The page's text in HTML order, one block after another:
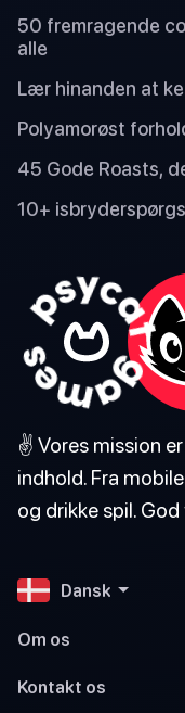
50 fremragende
alle
Lær hinanden at
Polyamorøst
45 Gode Roasts,
10+
✌️ Vores mission
indhold. Fra
og drikke spil.
Dansk
Om os
Kontakt os